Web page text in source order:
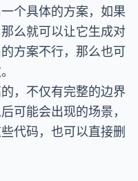
个具体的方案，如果
么就可以让它生成对
方案不行，那么也可
，不仅有完整的边界
可能会出现的场景，
代码，也可以直接删